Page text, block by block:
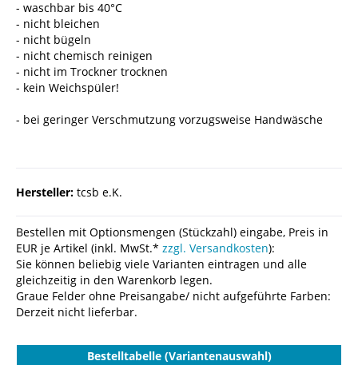
- waschbar bis 40°C
- nicht bleichen
- nicht bügeln
- nicht chemisch reinigen
- nicht im Trockner trocknen
- kein Weichspüler!
- bei geringer Verschmutzung vorzugsweise Handwäsche
Hersteller: tcsb e.K.
Bestellen mit Optionsmengen (Stückzahl) eingabe, Preis in
EUR je Artikel (inkl. MwSt.* zzgl. Versandkosten):
Sie können beliebig viele Varianten eintragen und alle
gleichzeitig in den Warenkorb legen.
Graue Felder ohne Preisangabe/ nicht aufgeführte Farben:
Derzeit nicht lieferbar.
Bestelltabelle (Variantenauswahl)